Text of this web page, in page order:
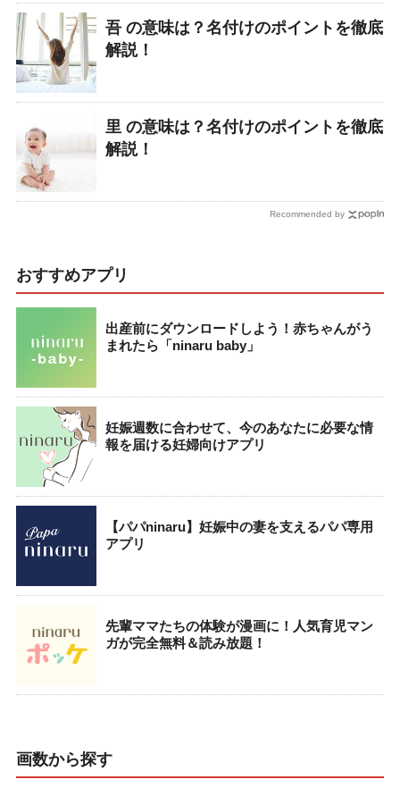
吾 の意味は？名付けのポイントを徹底
解説！
里 の意味は？名付けのポイントを徹底
解説！
Recommended by
おすすめアプリ
出産前にダウンロードしよう！赤ちゃんがう
まれたら「ninaru baby」
妊娠週数に合わせて、今のあなたに必要な情
報を届ける妊婦向けアプリ
【パパninaru】妊娠中の妻を支えるパパ専用
アプリ
先輩ママたちの体験が漫画に！人気育児マン
ガが完全無料＆読み放題！
画数から探す